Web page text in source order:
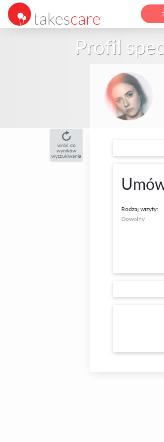
Profil
wróć do
wyników
wyszukiwania
Rodzaj wizyty:
Dowolny